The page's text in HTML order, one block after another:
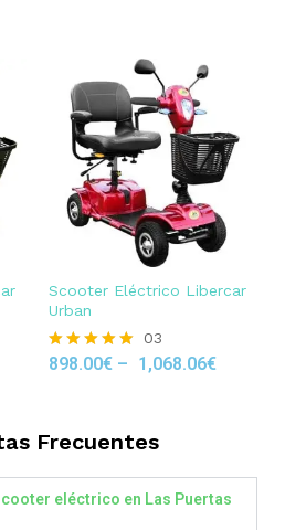
Scooter Eléctrico Libercar
Urban
Rated
03
898.00€ – 1,068.06€
Frecuentes
eléctrico en Las Puertas